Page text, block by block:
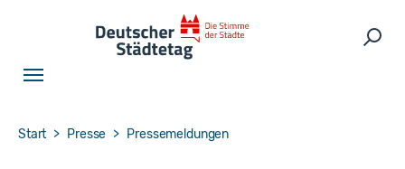
You are here:
Start Presse Pressemeldungen